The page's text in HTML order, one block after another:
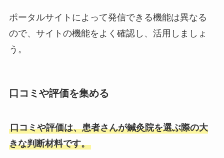
ポータルサイトによって発信できる機能は異なる
ので、サイトの機能をよく確認し、活用しましょ
う。
口コミや評価を集める
口コミや評価は、患者さんが鍼灸院を選ぶ際の大
きな判断材料です。